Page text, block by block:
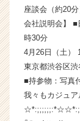
座談会（約20
会社説明会
時30分 4月
4月26日（土
東京都渋谷区
■持参物：写
我々もカジュ